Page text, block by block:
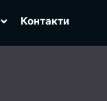
Контакти